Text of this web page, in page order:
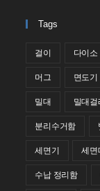
Tags
걸이 다이소
머그 면도기
밀대 밀대걸
분리수거함
세면기 세면
수납 정리함